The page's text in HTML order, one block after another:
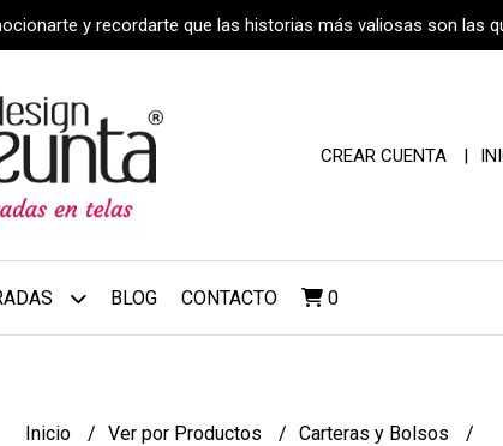
y recordarte que las historias más valiosas son las
CREAR CUENTA
BLOG CONTACTO 0
Inicio Ver por Productos
Carteras y Bolsos